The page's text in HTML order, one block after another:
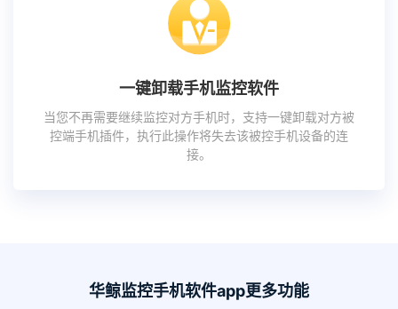
一键卸载手机监控软件
当您不再需要继续监控对方手机时，支持一键卸载对方被
控端手机插件，执行此操作将失去该被控手机设备的连
接。
华鲸监控手机软件app更多功能